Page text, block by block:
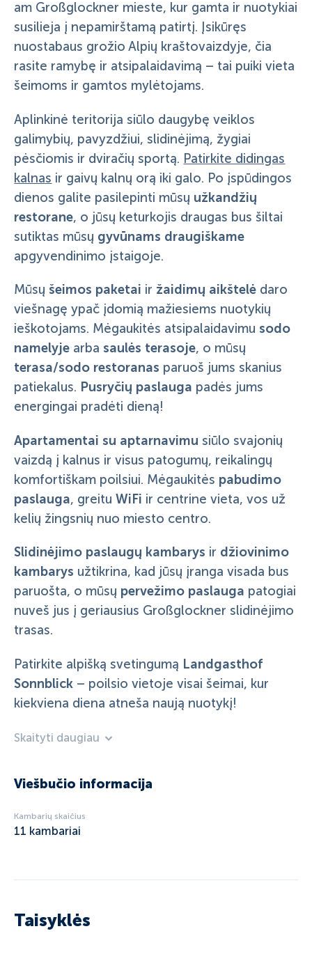
am Großglockner mieste, kur gamta ir nuotykiai
susilieja į nepamirštamą patirtį. Įsikūręs
nuostabaus grožio Alpių kraštovaizdyje, čia
rasite ramybę ir atsipalaidavimą – tai puiki vieta
šeimoms ir gamtos mylėtojams.
Aplinkinė teritorija siūlo daugybę veiklos
galimybių, pavyzdžiui, slidinėjimą, žygiai
pėsčiomis ir dviračių sportą. Patirkite didingas
kalnas ir gaivų kalnų orą iki galo. Po įspūdingos
dienos galite pasilepinti mūsų užkandžių
restorane, o jūsų keturkojis draugas bus šiltai
sutiktas mūsų gyvūnams draugiškame
apgyvendinimo įstaigoje.
Mūsų šeimos paketai ir žaidimų aikštelė daro
viešnagę ypač įdomią mažiesiems nuotykių
ieškotojams. Mėgaukitės atsipalaidavimu sodo
namelyje arba saulės terasoje, o mūsų
terasa/sodo restoranas paruoš jums skanius
patiekalus. Pusryčių paslauga padės jums
energingai pradėti dieną!
Apartamentai su aptarnavimu siūlo svajonių
vaizdą į kalnus ir visus patogumų, reikalingų
komfortiškam poilsiui. Mėgaukitės pabudimo
paslauga, greituWiFi ir centrine vieta, vos už
kelių žingsnių nuo miesto centro.
Slidinėjimo paslaugų kambarys ir džiovinimo
kambarys užtikrina, kad jūsų įranga visada bus
paruošta, o mūsų pervežimo paslauga patogiai
nuveš jus į geriausius Großglockner slidinėjimo
trasas.
Patirkite alpišką svetingumą Landgasthof
Sonnblick – poilsio vietoje visai šeimai, kur
kiekviena diena atneša naują nuotykį!
Skaityti daugiau
Viešbučio informacija
Kambarių skaičius
11 kambariai
Taisyklės